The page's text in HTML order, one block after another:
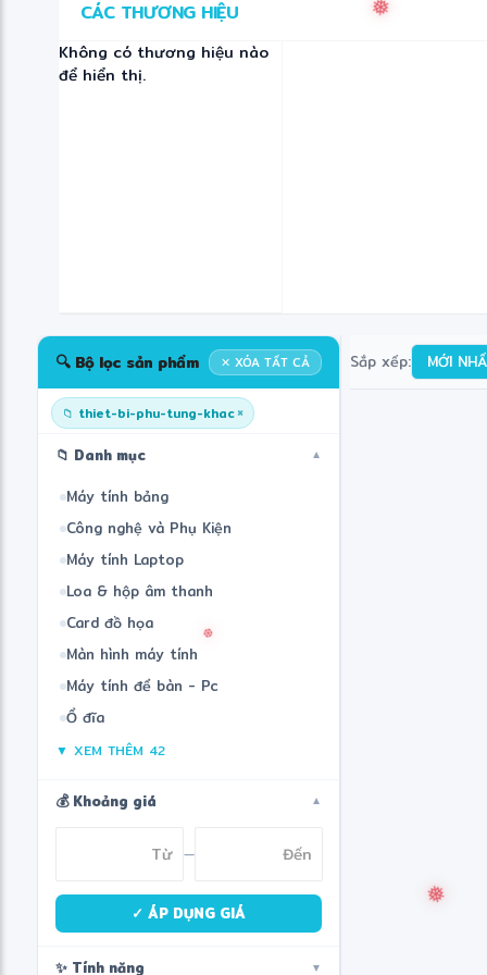
CÁC THƯƠNG HIỆU
Không có thương hiệu nào
để hiển thị.
🔍 Bộ lọc sản phẩm ✕ XÓA TẤT CẢ
📁 thiet-bi-phu-tung-khac×
📁 Danh mục ▼
Máy tính bảng
Công nghệ và Phụ Kiện
Máy tính Laptop
Loa & hộp âm thanh
Card đồ họa
Màn hình máy tính
Máy tính để bàn - Pc
Ổ đĩa
▼ XEM THÊM 42
💰 Khoảng giá ▼
—
✓ ÁP DỤNG GIÁ
✨ Tính năng ▼
Sắp xếp: MỚI